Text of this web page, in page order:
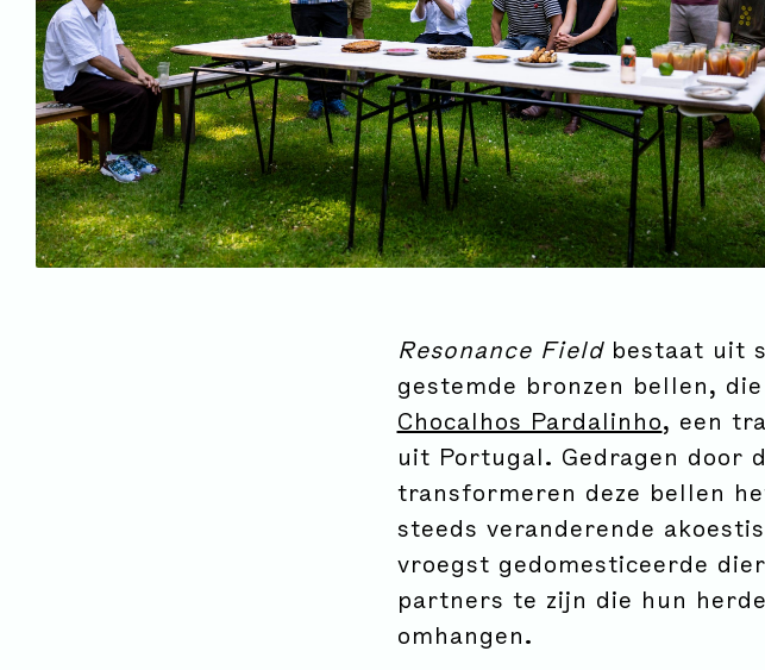
Resonance Fieldbestaat uit
gestemde bronzen bellen,
Chocalhos Pardalinho, een
uit Portugal. Gedragen door
transformeren deze bellen
steeds veranderende
vroegst gedomesticeerde
partners te zijn die hun
omhangen.